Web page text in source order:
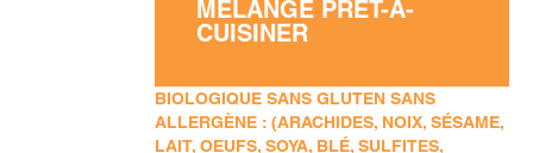
MÉLANGE PRÊT-À-
CUISINER
BIOLOGIQUE SANS GLUTEN SANS
ALLERGÈNE : (ARACHIDES, NOIX, SÉSAME,
LAIT, OEUFS, SOYA, BLÉ, SULFITES,